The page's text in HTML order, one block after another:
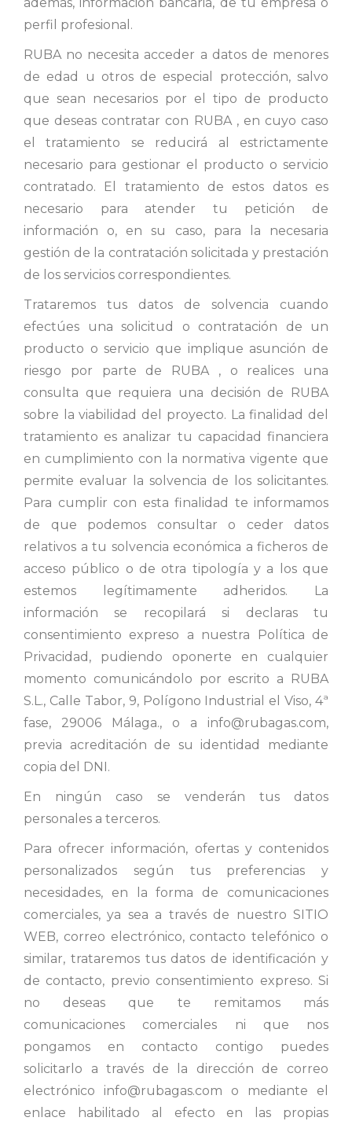
perfil profesional.
RUBA no necesita acceder a datos de menores
de edad u otros de especial protección, salvo
que sean necesarios por el tipo de producto
que deseas contratar con RUBA , en cuyo caso
el tratamiento se reducirá al estrictamente
necesario para gestionar el producto o servicio
contratado. El tratamiento de estos datos es
necesario para atender tu petición de
información o, en su caso, para la necesaria
gestión de la contratación solicitada y prestación
de los servicios correspondientes.
Trataremos tus datos de solvencia cuando
efectúes una solicitud o contratación de un
producto o servicio que implique asunción de
riesgo por parte de RUBA , o realices una
consulta que requiera una decisión de RUBA
sobre la viabilidad del proyecto. La finalidad del
tratamiento es analizar tu capacidad financiera
en cumplimiento con la normativa vigente que
permite evaluar la solvencia de los solicitantes.
Para cumplir con esta finalidad te informamos
de que podemos consultar o ceder datos
relativos a tu solvencia económica a ficheros de
acceso público o de otra tipología y a los que
estemos legítimamente adheridos. La
información se recopilará si declaras tu
consentimiento expreso a nuestra Política de
Privacidad, pudiendo oponerte en cualquier
momento comunicándolo por escrito a RUBA
S.L., Calle Tabor, 9, Polígono Industrial el Viso, 4ª
fase, 29006 Málaga., o a info@rubagas.com,
previa acreditación de su identidad mediante
copia del DNI.
En ningún caso se venderán tus datos
personales a terceros.
Para ofrecer información, ofertas y contenidos
personalizados según tus preferencias y
necesidades, en la forma de comunicaciones
comerciales, ya sea a través de nuestro SITIO
WEB, correo electrónico, contacto telefónico o
similar, trataremos tus datos de identificación y
de contacto, previo consentimiento expreso. Si
no deseas que te remitamos más
comunicaciones comerciales ni que nos
pongamos en contacto contigo puedes
solicitarlo a través de la dirección de correo
electrónico info@rubagas.com o mediante el
enlace habilitado al efecto en las propias